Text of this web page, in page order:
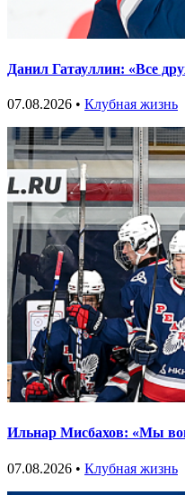
Данил Гатауллин: «Все
07.08.2026 • Клубная жизнь
Ильнар Мисбахов: «Мы
07.08.2026 • Клубная жизнь